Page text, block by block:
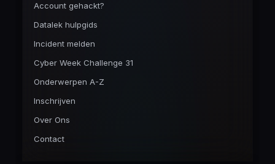
Account gehackt?
Datalek hulpgids
Incident melden
Cyber Week Challenge 31
Onderwerpen A-Z
Inschrijven
Over Ons
Contact